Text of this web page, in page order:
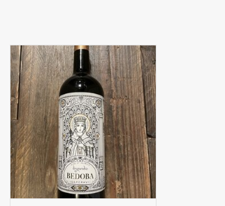
Donker robijnrode kleur.
Bramen, kruiden, bloemen en
zwarte peper. In de smaak in het
een krachtige en compacte wijn,
kruidig met rijp fruit. En een
aangename afdronk als finish.
Veelzijdige wijn die goed
combineert bij vleesgerechten of
op zichzelf.
TOEVOEGEN AAN WINKELWAGEN